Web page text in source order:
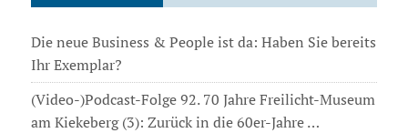
Die neue Business & People ist da: Haben Sie bereits
Ihr Exemplar?
(Video-)Podcast-Folge 92. 70 Jahre Freilicht-Museum
am Kiekeberg (3): Zurück in die 60er-Jahre …